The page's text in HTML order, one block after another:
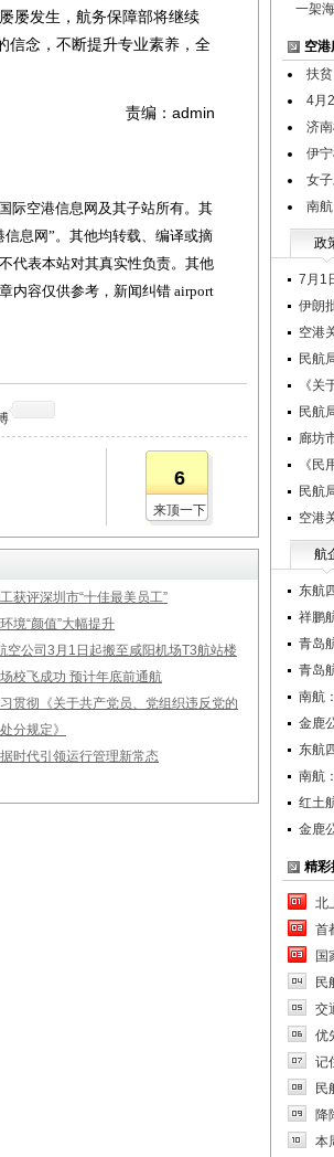
屡发生，航务保障部将继续
信念，不断提升专业素养，全
责编：admin
空港信息网及其子站所有。其
息网”。其他均转载、编译或摘
代表本站对其真实性负责。其他
内容仅供参考，新闻纠错 airport
6
来顶一下
获评深圳市“十佳最美员工”
境“颜值”大幅提升
空公司3月1日起搬至咸阳机场T3航站楼
校飞成功 预计年底前通航
贯彻《关于共产党员、党组织违反党的
分规定》
时代引领运行管理新常态
一架
空港
扶
4月
济
伊
女
南
政
7月1
伊朗
空港
民航
《
民航
廊坊
《
民航
空港
航
东航
祥鹏
青岛
青岛
南航
金鹿
东航
南航
红土
金鹿
精彩
北
首
国
民
交
优
记
民
降
本